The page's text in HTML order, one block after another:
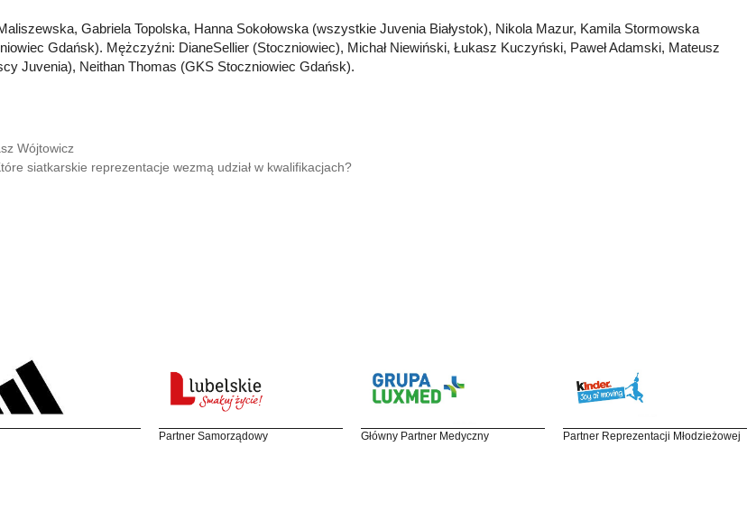
Gabriela Topolska, Hanna Sokołowska (wszystkie Juvenia Białystok), Nikola Mazur, Kamila Stormowska
Gdańsk). Mężczyźni: DianeSellier (Stoczniowiec), Michał Niewiński, Łukasz Kuczyński, Paweł Adamski, Mateusz
Juvenia), Neithan Thomas (GKS Stoczniowiec Gdańsk).
Wójtowicz
siatkarskie reprezentacje wezmą udział w kwalifikacjach?
Partner Samorządowy Główny Partner Medyczny Partner Reprezentacji Młodzieżowej